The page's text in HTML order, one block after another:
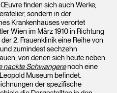
Œuvre finden sich auch Werke,
sondern in der
Krankenhauses verortet
Wien im März 1910 in Richtung
2. Frauenklinik eine Reihe von
zumindest sechzehn
von denen sich heute neben
nackte Schwangerenoch eine
Museum befindet.
der spezifische